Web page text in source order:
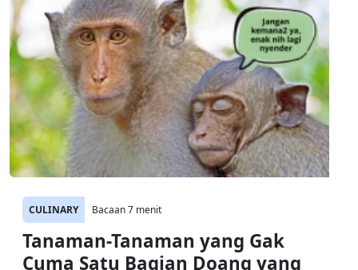
CULINARY Bacaan 7 menit
Tanaman-Tanaman yang Gak
Cuma Satu Bagian Doang yang